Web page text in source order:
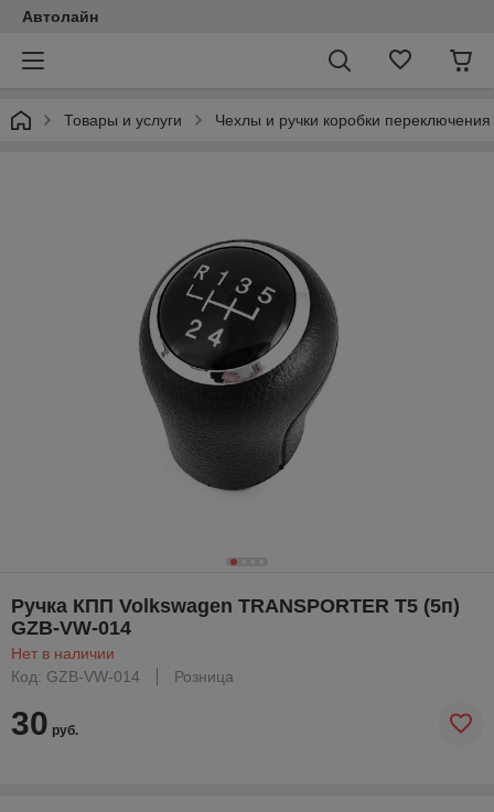
Автолайн
Товары и услуги Чехлы и ручки коробки
Ручка КПП Volkswagen TRANSPORTER T5 (5п)
GZB-VW-014
Нет в наличии
Код: GZB-VW-014
Розница
30 руб.